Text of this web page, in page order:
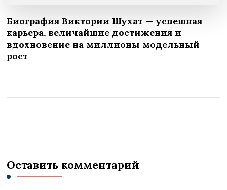
Биография Виктории Шухат — успешная
карьера, величайшие достижения и
вдохновение на миллионы модельный
рост
Оставить комментарий